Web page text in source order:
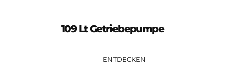
109 Lt Getriebepumpe
ENTDECKEN